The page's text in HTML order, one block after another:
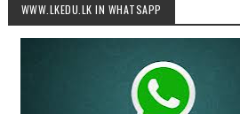
WWW.LKEDU.LK IN WHATSAPP